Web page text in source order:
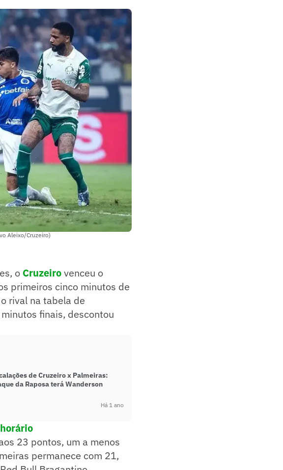
Aleixo/Cruzeiro)
o Cruzeirovenceu o
primeiros cinco minutos de
rival na tabela de
finais, descontou
de Cruzeiro x Palmeiras:
da Raposa terá Wanderson
Há 1 ano
23 pontos, um a menos
permanece com 21,